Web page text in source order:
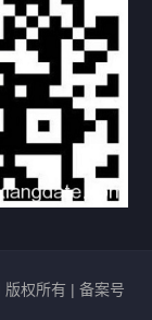
荣誉，持续引
国产服务器
权所有 | 备案号